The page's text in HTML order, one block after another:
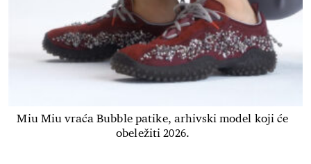
Miu Miu vraća Bubble patike, arhivski model koji će
obeležiti 2026.